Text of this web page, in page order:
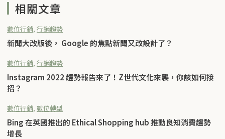
相關文章
數位行銷, 行銷趨勢
新聞大改版後， Google 的焦點新聞又改設計了？
數位行銷, 行銷趨勢
Instagram 2022 趨勢報告來了！Z世代文化來襲，你該如何接
招？
數位行銷, 數位轉型
Bing 在英國推出的 Ethical Shopping hub 推動良知消費趨勢
增長